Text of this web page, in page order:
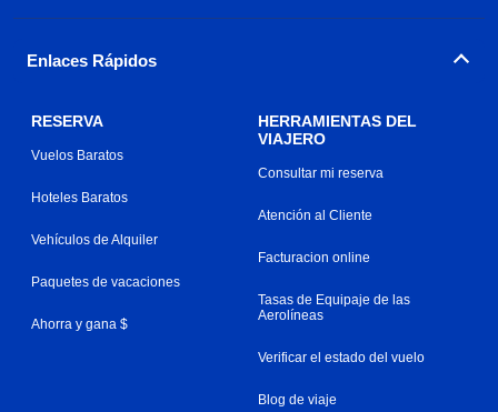
Enlaces Rápidos
RESERVA
Vuelos Baratos
Hoteles Baratos
Vehículos de Alquiler
Paquetes de vacaciones
Ahorra y gana $
HERRAMIENTAS DEL
VIAJERO
Consultar mi reserva
Atención al Cliente
Facturacion online
Tasas de Equipaje de las
Aerolíneas
Verificar el estado del vuelo
Blog de viaje